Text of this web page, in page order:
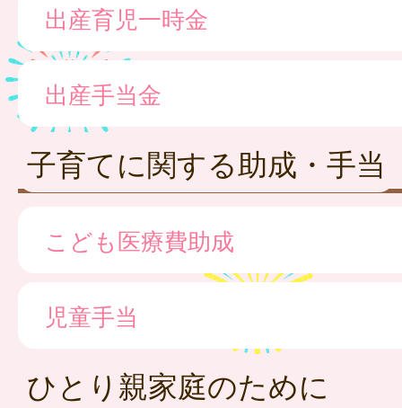
出産育児一時金
出産手当金
子育てに関する助成・手当
こども医療費助成
児童手当
ひとり親家庭のために